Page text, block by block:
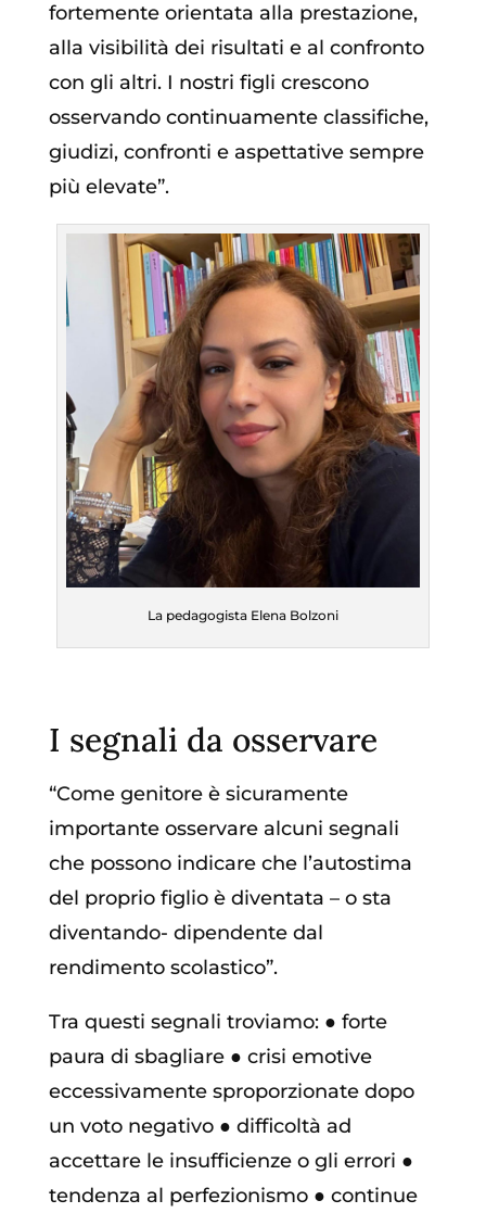
fortemente orientata alla prestazione,
alla visibilità dei risultati e al confronto
con gli altri. I nostri figli crescono
osservando continuamente classifiche,
giudizi, confronti e aspettative sempre
più elevate”.
La pedagogista Elena Bolzoni
I segnali da osservare
“Come genitore è sicuramente
importante osservare alcuni segnali
che possono indicare che l’autostima
del proprio figlio è diventata – o sta
diventando- dipendente dal
rendimento scolastico”.
Tra questi segnali troviamo: ● forte
paura di sbagliare ● crisi emotive
eccessivamente sproporzionate dopo
un voto negativo ● difficoltà ad
accettare le insufficienze o gli errori ●
tendenza al perfezionismo ● continue